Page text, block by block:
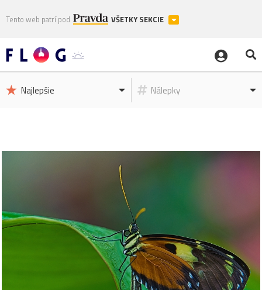
Tento web patrí pod VŠETKY SEKCIE
Najlepšie Nálepky